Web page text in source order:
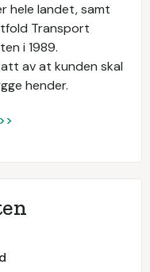
hele landet, samt
Transport
i 1989.
av at kunden skal
hender.